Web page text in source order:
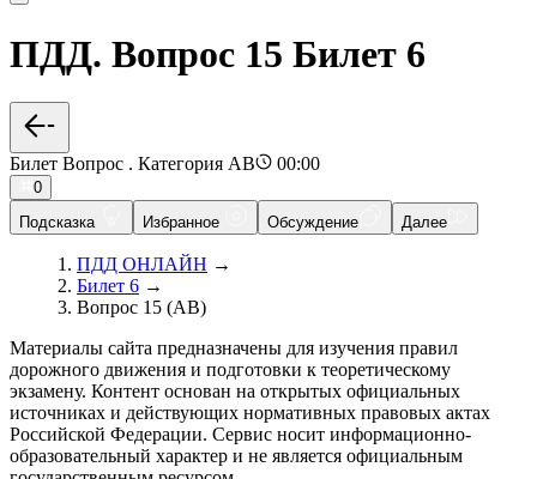
ПДД. Вопрос 15 Билет 6
Билет Вопрос . Категория AB 00:00
0
Подсказка
Избранное Обсуждение Далее
ПДД ОНЛАЙН →
Билет 6 →
Вопрос 15 (AB)
Материалы сайта предназначены для изучения правил
дорожного движения и подготовки к теоретическому
экзамену. Контент основан на открытых официальных
источниках и действующих нормативных правовых актах
Российской Федерации. Сервис носит информационно-
образовательный характер и не является официальным